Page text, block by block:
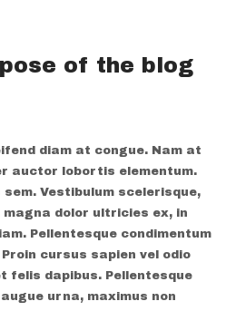
of the blog
diam at congue. Nam at
auctor lobortis elementum.
Vestibulum scelerisque,
dolor ultricies ex, in
Pellentesque condimentum
cursus sapien vel odio
felis dapibus. Pellentesque
urna, maximus non